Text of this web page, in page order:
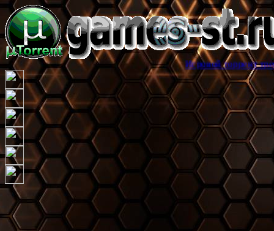
Игровой торрент трекер